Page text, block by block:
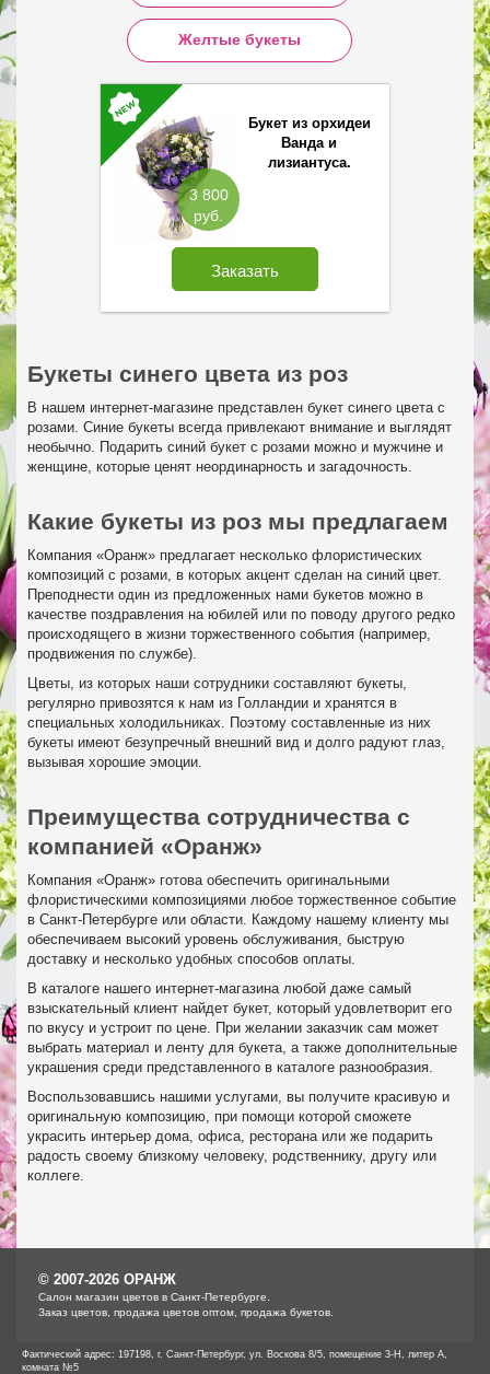
Желтые букеты
3 800
руб.
Букет из орхидеи
Ванда и
лизиантуса.
Заказать
Букеты синего цвета из роз
В нашем интернет-магазине представлен букет синего цвета с
розами. Синие букеты всегда привлекают внимание и выглядят
необычно. Подарить синий букет с розами можно и мужчине и
женщине, которые ценят неординарность и загадочность.
Какие букеты из роз мы предлагаем
Компания «Оранж» предлагает несколько флористических
композиций с розами, в которых акцент сделан на синий цвет.
Преподнести один из предложенных нами букетов можно в
качестве поздравления на юбилей или по поводу другого редко
происходящего в жизни торжественного события (например,
продвижения по службе).
Цветы, из которых наши сотрудники составляют букеты,
регулярно привозятся к нам из Голландии и хранятся в
специальных холодильниках. Поэтому составленные из них
букеты имеют безупречный внешний вид и долго радуют глаз,
вызывая хорошие эмоции.
Преимущества сотрудничества с
компанией «Оранж»
Компания «Оранж» готова обеспечить оригинальными
флористическими композициями любое торжественное событие
в Санкт-Петербурге или области. Каждому нашему клиенту мы
обеспечиваем высокий уровень обслуживания, быструю
доставку и несколько удобных способов оплаты.
В каталоге нашего интернет-магазина любой даже самый
взыскательный клиент найдет букет, который удовлетворит его
по вкусу и устроит по цене. При желании заказчик сам может
выбрать материал и ленту для букета, а также дополнительные
украшения среди представленного в каталоге разнообразия.
Воспользовавшись нашими услугами, вы получите красивую и
оригинальную композицию, при помощи которой сможете
украсить интерьер дома, офиса, ресторана или же подарить
радость своему близкому человеку, родственнику, другу или
коллеге.
© 2007-2026 ОРАНЖ
Cалон магазин цветов в Санкт-Петербурге.
Заказ цветов, продажа цветов оптом, продажа букетов.
Фактический адрес: 197198, г. Санкт-Петербург, ул. Воскова 8/5, помещение 3-Н, литер А,
комната №5